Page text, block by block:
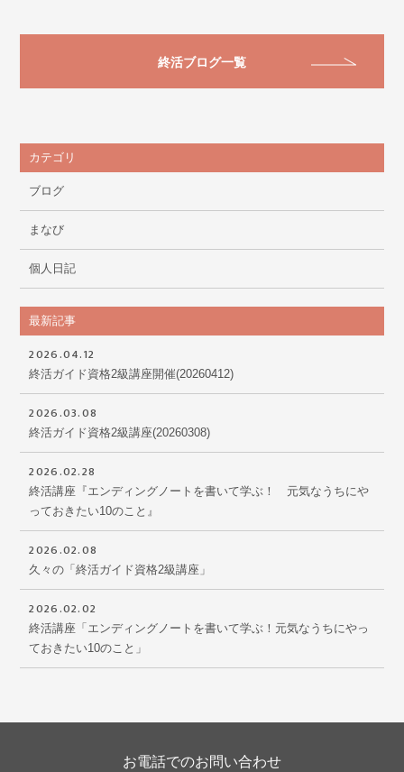
終活ブログ一覧
カテゴリ
ブログ
まなび
個人日記
最新記事
2026.04.12
終活ガイド資格2級講座開催(20260412)
2026.03.08
終活ガイド資格2級講座(20260308)
2026.02.28
終活講座『エンディングノートを書いて学ぶ！ 元気なうちにや
っておきたい10のこと』
2026.02.08
久々の「終活ガイド資格2級講座」
2026.02.02
終活講座「エンディングノートを書いて学ぶ！元気なうちにやっ
ておきたい10のこと」
お電話でのお問い合わせ